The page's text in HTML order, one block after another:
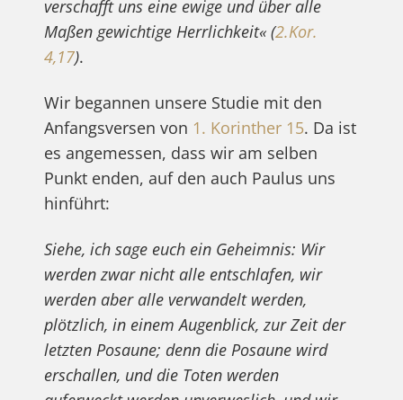
verschafft uns eine ewige und über alle
Maßen gewichtige Herrlichkeit« (2.Kor.
4,17).
Wir begannen unsere Studie mit den
Anfangsversen von 1. Korinther 15. Da ist
es angemessen, dass wir am selben
Punkt enden, auf den auch Paulus uns
hinführt:
Siehe, ich sage euch ein Geheimnis: Wir
werden zwar nicht alle entschlafen, wir
werden aber alle verwandelt werden,
plötzlich, in einem Augenblick, zur Zeit der
letzten Posaune; denn die Posaune wird
erschallen, und die Toten werden